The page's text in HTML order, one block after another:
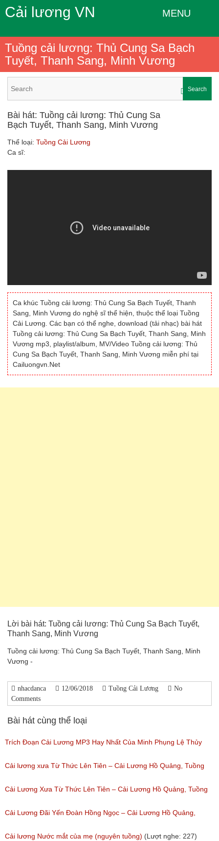
Cải lương VN MENU
Tuồng cải lương: Thủ Cung Sa Bạch
Tuyết, Thanh Sang, Minh Vương
Search
Bài hát: Tuồng cải lương: Thủ Cung Sa
Bạch Tuyết, Thanh Sang, Minh Vương
Thể loại: Tuồng Cải Lương
Ca sĩ:
Ca khúc Tuồng cải lương: Thủ Cung Sa Bạch Tuyết, Thanh
Sang, Minh Vương do nghệ sĩ thể hiện, thuộc thể loại Tuồng
Cải Lương. Các bạn có thể nghe, download (tải nhạc) bài hát
Tuồng cải lương: Thủ Cung Sa Bạch Tuyết, Thanh Sang, Minh
Vương mp3, playlist/album, MV/Video Tuồng cải lương: Thủ
Cung Sa Bạch Tuyết, Thanh Sang, Minh Vương miễn phí tại
Cailuongvn.Net
Lời bài hát: Tuồng cải lương: Thủ Cung Sa Bạch Tuyết,
Thanh Sang, Minh Vương
Tuồng cải lương: Thủ Cung Sa Bạch Tuyết, Thanh Sang, Minh
Vương -
nhacdanca 12/06/2018 Tuồng Cải Lương
No
Comments
Bài hát cùng thể loại
Trích Đoạn Cải Lương MP3 Hay Nhất Của Minh Phụng Lệ Thủy
Phần 1
(Lượt nghe: 11,534)
Cải lương xưa Từ Thức Lên Tiên – Cải Lương Hồ Quảng, Tuồng
Cổ
(Lượt nghe: 259)
Cải Lương Xưa Từ Thức Lên Tiên – Cải Lương Hồ Quảng, Tuồng
Cổ
(Lượt nghe: 505)
Cải Lương Đãi Yến Đoàn Hồng Ngọc – Cải Lương Hồ Quảng,
Tuồng Cổ
Cải lương Nước mắt của mẹ (nguyên tuồng) (Lượt nghe: 227)